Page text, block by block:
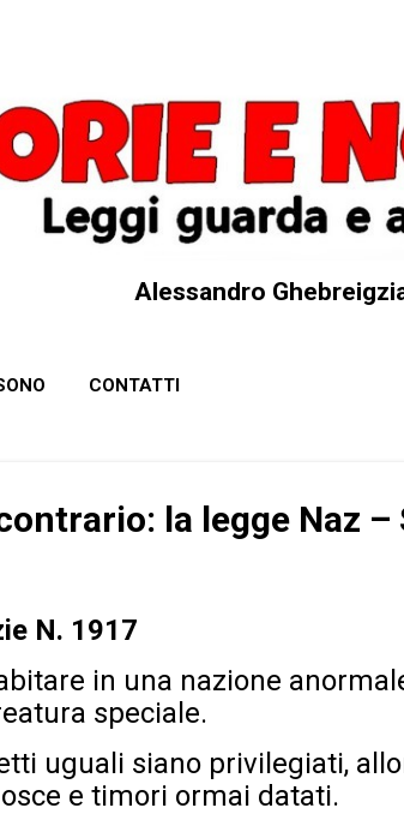
Alessandro
CONTATTI
la legge Naz
N. 1917
in una nazione
speciale.
uguali siano privilegiati,
e timori ormai datati.